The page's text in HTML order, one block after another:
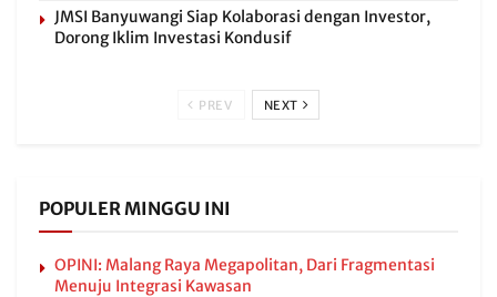
JMSI Banyuwangi Siap Kolaborasi dengan Investor,
Dorong Iklim Investasi Kondusif
PREV NEXT
POPULER MINGGU INI
OPINI: Malang Raya Megapolitan, Dari Fragmentasi
Menuju Integrasi Kawasan